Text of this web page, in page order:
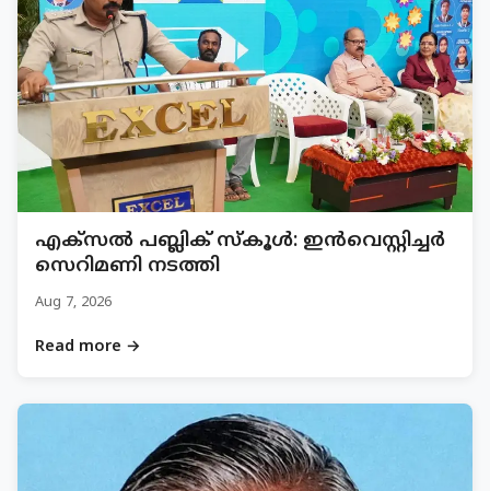
എക്സൽ പബ്ലിക് സ്കൂൾ: ഇൻവെസ്റ്റിച്ചർ
സെറിമണി നടത്തി
Aug 7, 2026
Read more →